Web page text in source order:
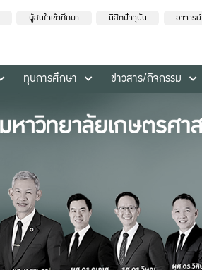
ผู้สนใจเข้าศึกษา นิสิตปัจจุบัน อาจารย์
ทุนการศึกษา ข่าวสาร/กิจกรรม